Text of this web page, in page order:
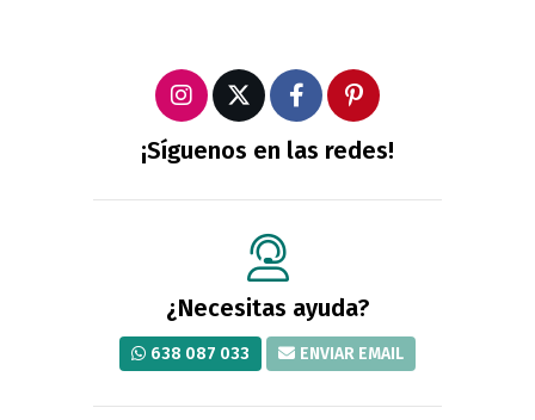
¡Síguenos en las redes!
¿Necesitas ayuda?
638 087 033 ENVIAR EMAIL